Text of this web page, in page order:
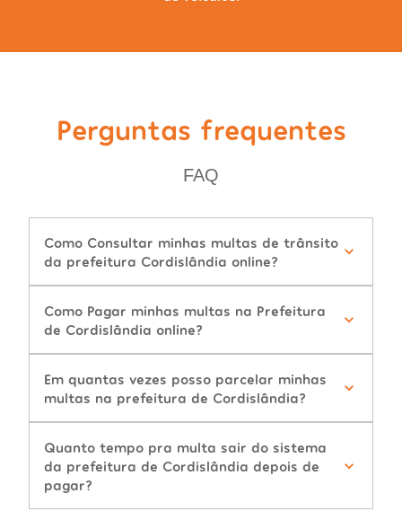
Perguntas frequentes
FAQ
Como Consultar minhas multas de trânsito
da prefeitura Cordislândia online?
Como Pagar minhas multas na Prefeitura
de Cordislândia online?
Em quantas vezes posso parcelar minhas
multas na prefeitura de Cordislândia?
Quanto tempo pra multa sair do sistema
da prefeitura de Cordislândia depois de
pagar?